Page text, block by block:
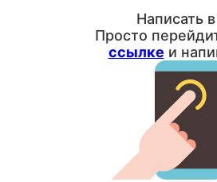
Написать
Просто
ссылке и